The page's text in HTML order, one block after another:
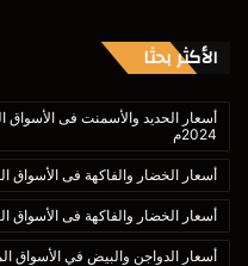
الأكثر بحثا
2024م
أسعار الخضار والفاكهة فى الأسواق المصرية
أسعار الخضار والفاكهة فى الأسواق اليوم الأحد
أسعار الدواجن والبيض في الأسواق المصرية